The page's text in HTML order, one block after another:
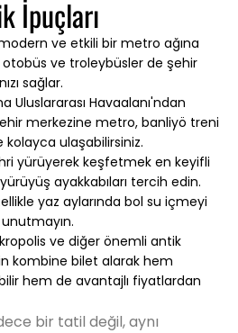
İpuçları
ve etkili bir metro ağına
ve troleybüsler de şehir
sağlar.
Uluslararası Havaalanı'ndan
merkezine metro, banliyö treni
ulaşabilirsiniz.
yürüyerek keşfetmek en keyifli
ayakkabıları tercih edin.
yaz aylarında bol su içmeyi
ve diğer önemli antik
kombine bilet alarak hem
hem de avantajlı fiyatlardan
bir tatil değil, aynı